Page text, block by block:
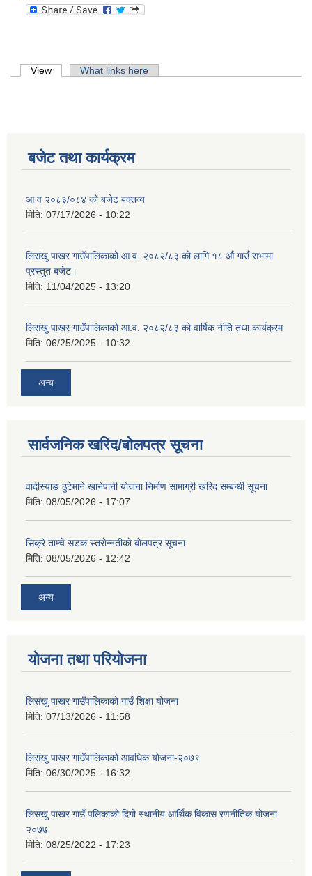
Primary tabs
View (active tab)What links here
बजेट तथा कार्यक्रम
आ व २०८३/०८४ काे बजेट बक्तव्य
मिति: 07/17/2026 - 10:22
लिसंखु पाखर गाउँपालिकाको आ.व. २०८२/८३ को लागि १८ औं गाउँ सभामा
प्रस्तुत बजेट।
मिति: 11/04/2025 - 13:20
लिसंखु पाखर गाउँपालिकाको आ.व. २०८२/८३ को वार्षिक नीति तथा कार्यक्रम
मिति: 06/25/2025 - 10:32
अन्य
सार्वजनिक खरिद/बोलपत्र सूचना
वादीस्याङ ठुटेमाने खानेपानी याेजना निर्माण सामाग्री खरिद सम्बन्धी सूचना
मिति: 08/05/2026 - 17:07
सिक्रे ताम्चे सडक स्तराेन्नतीकाे बाेलपत्र सूचना
मिति: 08/05/2026 - 12:42
अन्य
योजना तथा परियोजना
लिसंखु पाखर गाउँपालिकाको गाउँ शिक्षा योजना
मिति: 07/13/2026 - 11:58
लिसंखु पाखर गाउँपालिकाको आवधिक योजना-२०७९
मिति: 06/30/2025 - 16:32
लिसंखु पाखर गाउँ पलिकाको दिगो स्थानीय आर्थिक विकास रणनीतिक योजना
२०७७
मिति: 08/25/2022 - 17:23